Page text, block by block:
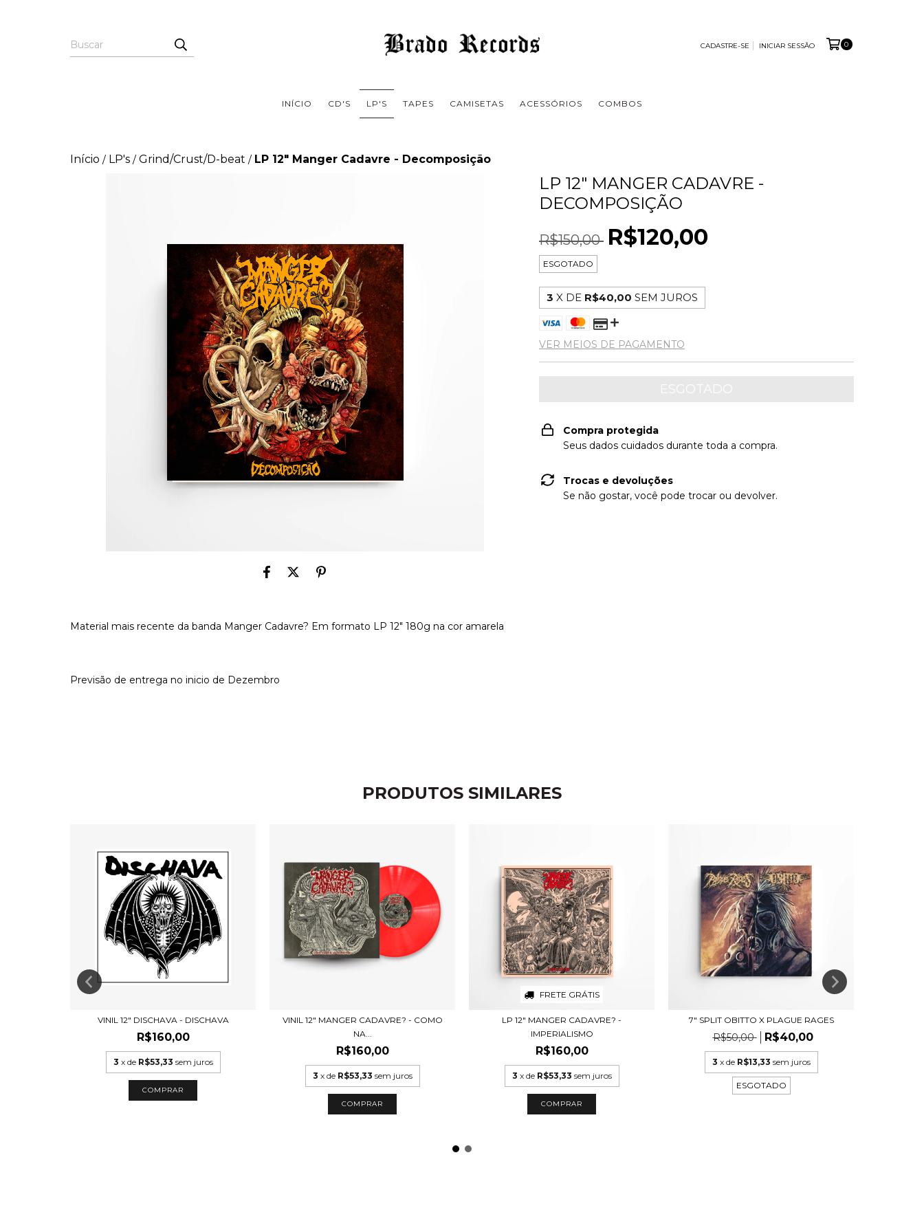
CADASTRE-SE INICIAR SESSÃO 0
INÍCIO CD'S LP'S TAPES CAMISETAS ACESSÓRIOS COMBOS
Início / LP's / Grind/Crust/D-beat / LP 12" Manger Cadavre - Decomposição
Material mais recente da banda Manger Cadavre? Em formato LP 12" 180g na cor amarela
Previsão de entrega no inicio de Dezembro
LP 12" MANGER CADAVRE -
DECOMPOSIÇÃO
R$150,00 R$120,00
ESGOTADO
3 X DE R$40,00 SEM JUROS
VER MEIOS DE PAGAMENTO
Compra protegida
Seus dados cuidados durante toda a compra.
Trocas e devoluções
Se não gostar, você pode trocar ou devolver.
PRODUTOS SIMILARES
VINIL 12" DISCHAVA - DISCHAVA
R$160,00
3 x de R$53,33 sem juros
VINIL 12" MANGER CADAVRE? - COMO
NA...
R$160,00
3 x de R$53,33 sem juros
FRETE GRÁTIS
LP 12" MANGER CADAVRE? -
IMPERIALISMO
R$160,00
3 x de R$53,33 sem juros
7" SPLIT OBITTO X PLAGUE RAGES
R$50,00 R$40,00
3 x de R$13,33 sem juros
ESGOTADO